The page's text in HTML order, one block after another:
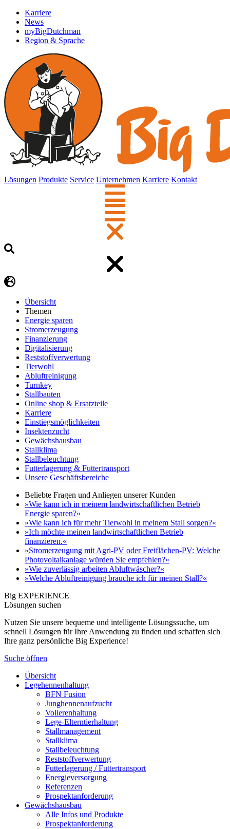
Karriere
News
myBigDutchman
Region & Sprache
Lösungen Produkte Service Unternehmen Karriere Kontakt
Übersicht
Themen
Energie sparen
Stromerzeugung
Finanzierung
Digitalisierung
Reststoffverwertung
Tierwohl
Abluftreinigung
Turnkey
Stallbauten
Online shop & Ersatzteile
Karriere
Einstiegsmöglichkeiten
Insektenzucht
Gewächshausbau
Stallklima
Stallbeleuchtung
Futterlagerung & Futtertransport
Unsere Geschäftsbereiche
Beliebte Fragen und Anliegen unserer Kunden
»Wie kann ich in meinem landwirtschaftlichen Betrieb
Energie sparen?«
»Wie kann ich für mehr Tierwohl in meinem Stall sorgen?«
»Ich möchte meinen landwirtschaftlichen Betrieb
finanzieren.«
»Stromerzeugung mit Agri-PV oder Freiflächen-PV: Welche
Photovoltaikanlage würden Sie empfehlen?«
»Wie zuverlässig arbeiten Abluftwäscher?«
»Welche Abluftreinigung brauche ich für meinen Stall?«
Big EXPERIENCE
Lösungen suchen
Nutzen Sie unsere bequeme und intelligente Lösungssuche, um
schnell Lösungen für Ihre Anwendung zu finden und schaffen sich
Ihre ganz persönliche Big Experience!
Suche öffnen
Übersicht
Legehennenhaltung
BFN Fusion
Junghennenaufzucht
Volierenhaltung
Lege-Elterntierhaltung
Stallmanagement
Stallklima
Stallbeleuchtung
Reststoffverwertung
Futterlagerung / Futtertransport
Energieversorgung
Referenzen
Prospektanforderung
Gewächshausbau
Alle Infos und Produkte
Prospektanforderung